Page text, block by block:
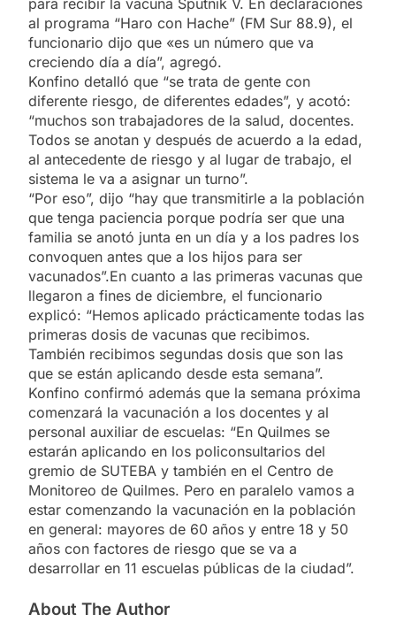
al programa “Haro con Hache” (FM Sur 88.9), el
funcionario dijo que «es un número que va
creciendo día a día”, agregó.
Konfino detalló que “se trata de gente con
diferente riesgo, de diferentes edades”, y acotó:
“muchos son trabajadores de la salud, docentes.
Todos se anotan y después de acuerdo a la edad,
al antecedente de riesgo y al lugar de trabajo, el
sistema le va a asignar un turno”.
“Por eso”, dijo “hay que transmitirle a la población
que tenga paciencia porque podría ser que una
familia se anotó junta en un día y a los padres los
convoquen antes que a los hijos para ser
vacunados”.En cuanto a las primeras vacunas que
llegaron a fines de diciembre, el funcionario
explicó: “Hemos aplicado prácticamente todas las
primeras dosis de vacunas que recibimos.
También recibimos segundas dosis que son las
que se están aplicando desde esta semana”.
Konfino confirmó además que la semana próxima
comenzará la vacunación a los docentes y al
personal auxiliar de escuelas: “En Quilmes se
estarán aplicando en los policonsultarios del
gremio de SUTEBA y también en el Centro de
Monitoreo de Quilmes. Pero en paralelo vamos a
estar comenzando la vacunación en la población
en general: mayores de 60 años y entre 18 y 50
años con factores de riesgo que se va a
desarrollar en 11 escuelas públicas de la ciudad”.
About The Author